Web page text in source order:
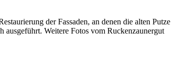
der Fassaden, an denen die alten Putze
ausgeführt. Weitere Fotos vom Ruckenzaunergut